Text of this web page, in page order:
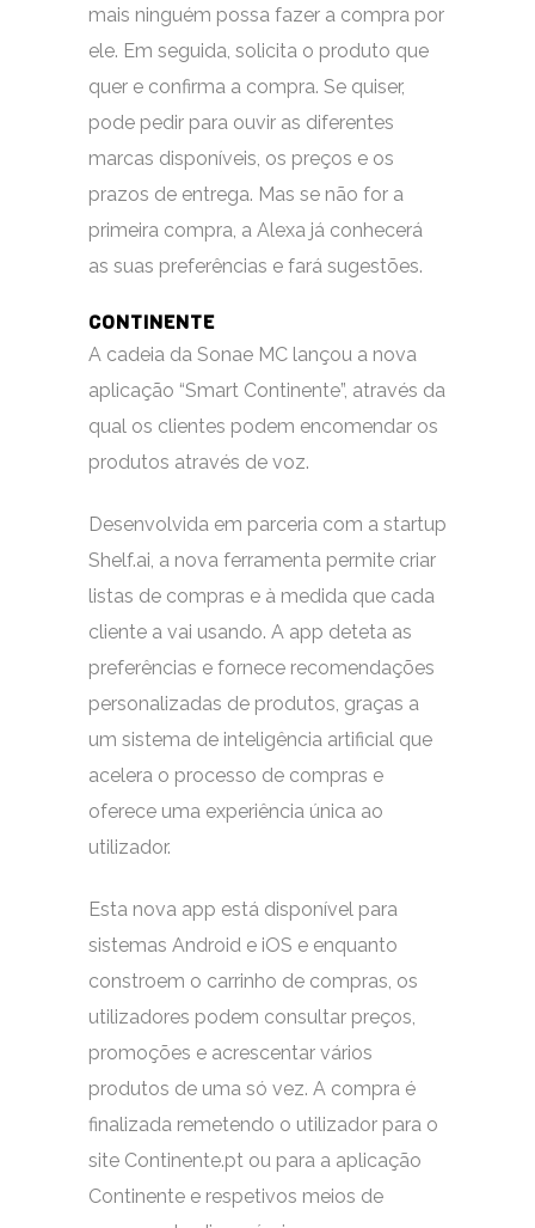
mais ninguém possa fazer a compra por
ele. Em seguida, solicita o produto que
quer e confirma a compra. Se quiser,
pode pedir para ouvir as diferentes
marcas disponíveis, os preços e os
prazos de entrega. Mas se não for a
primeira compra, a Alexa já conhecerá
as suas preferências e fará sugestões.
CONTINENTE
A cadeia da Sonae MC lançou a nova
aplicação “Smart Continente”, através da
qual os clientes podem encomendar os
produtos através de voz.
Desenvolvida em parceria com a startup
Shelf.ai, a nova ferramenta permite criar
listas de compras e à medida que cada
cliente a vai usando. A app deteta as
preferências e fornece recomendações
personalizadas de produtos, graças a
um sistema de inteligência artificial que
acelera o processo de compras e
oferece uma experiência única ao
utilizador.
Esta nova app está disponível para
sistemas Android e iOS e enquanto
constroem o carrinho de compras, os
utilizadores podem consultar preços,
promoções e acrescentar vários
produtos de uma só vez. A compra é
finalizada remetendo o utilizador para o
site Continente.pt ou para a aplicação
Continente e respetivos meios de